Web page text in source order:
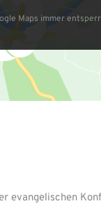
Maps immer
evangelischen